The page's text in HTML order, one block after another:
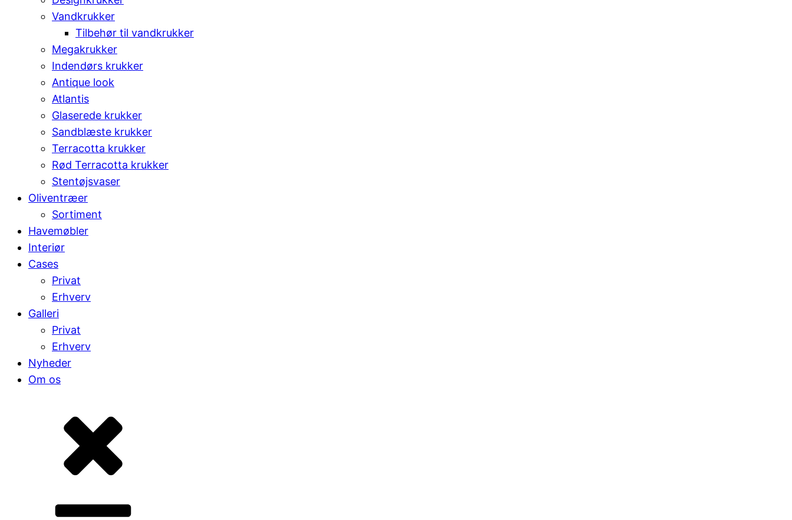
Vandkrukker
Tilbehør til vandkrukker
Megakrukker
Indendørs krukker
Antique look
Atlantis
Glaserede krukker
Sandblæste krukker
Terracotta krukker
Rød Terracotta krukker
Stentøjsvaser
Oliventræer
Sortiment
Havemøbler
Interiør
Cases
Privat
Erhverv
Galleri
Privat
Erhverv
Nyheder
Om os